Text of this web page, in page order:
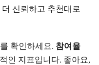
신뢰하고 추천대로
확인하세요. 참여율
인 지표입니다. 좋아요,